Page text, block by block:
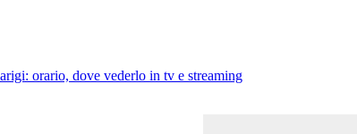
orario, dove vederlo in tv e streaming